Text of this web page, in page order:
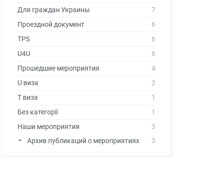
Для граждан Украины
7
Проездной документ
6
TPS
6
U4U
6
Прошедшие мероприятия
4
U виза
2
T виза
1
Без категорії
1
Наши мероприятия
3
Архив публикаций о мероприятиях
3